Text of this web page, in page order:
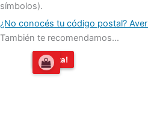
símbolos).
¿No conocés tu código postal?
También te recomendamos…
¡Oferta!
¡Oferta!
El
original